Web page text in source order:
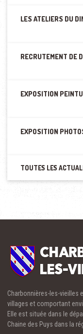
LES ATELIERS DU
RECRUTEMENT DE
EXPOSITION
EXPOSITION
TOUTES LES
Charbonnières-les-vieilles
villages et comportant
Elle est située dans le
Chaine des Puys dans la